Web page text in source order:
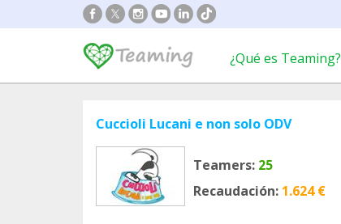
¿Qué es Teaming?
Cuccioli Lucani e non solo ODV
Teamers: 25
Recaudación: 1.624 €